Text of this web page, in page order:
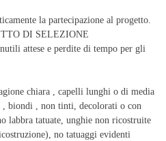
la partecipazione al progetto.
DI SELEZIONE
attese e perdite di tempo per gli
chiara , capelli lunghi o di media
, biondi , non tinti, decolorati o con
labbra tatuate, unghie non ricostruite
no tatuaggi evidenti